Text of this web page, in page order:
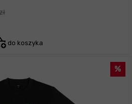
do koszyka